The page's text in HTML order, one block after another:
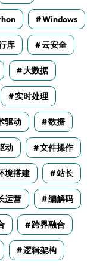
Windows
库 云安全
大数据
实时处理
驱动 数据
动 文件操作
境搭建 站长
运营 编解码
跨界融合
逻辑架构